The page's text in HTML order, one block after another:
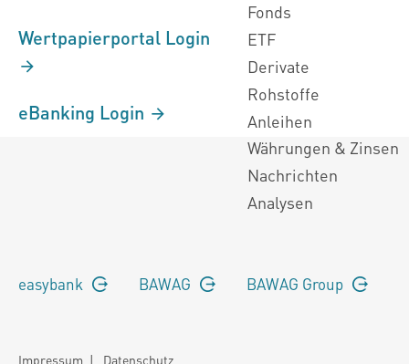
Wertpapierportal Login
eBanking Login
Fonds
ETF
Derivate
Rohstoffe
Anleihen
Währungen & Zinsen
Nachrichten
Analysen
easybank BAWAG BAWAG Group
Impressum | Datenschutz